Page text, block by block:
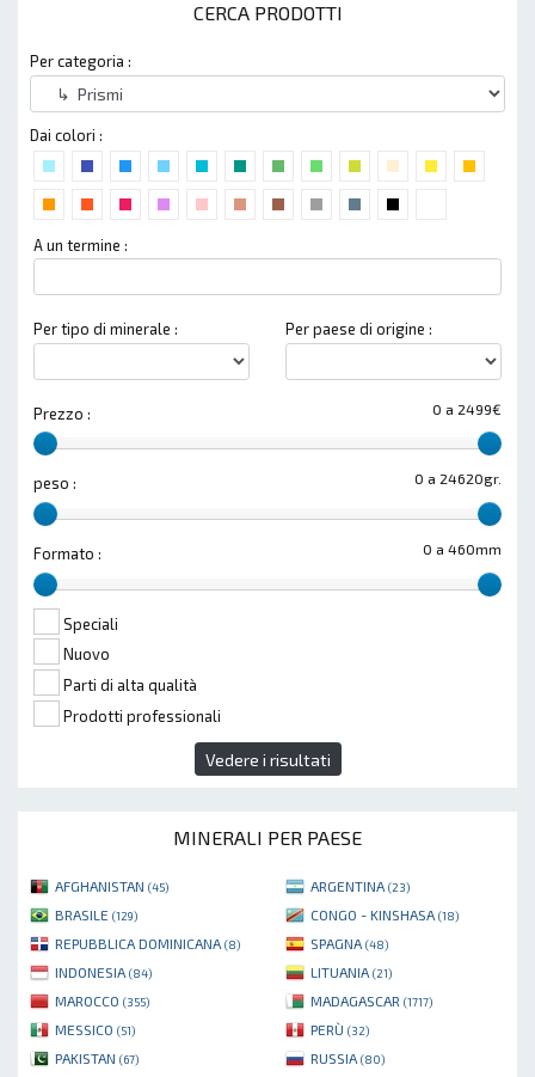
CERCA PRODOTTI
Per categoria :
Dai colori :
A un termine :
Per tipo di minerale : Per paese di origine :
0 a 2499€
Prezzo :
0 a 24620gr.
peso :
0 a 460mm
Formato :
Speciali
Nuovo
Parti di alta qualità
Prodotti professionali
Vedere i risultati
MINERALI PER PAESE
AFGHANISTAN (45) ARGENTINA (23)
BRASILE (129) CONGO - KINSHASA (18)
REPUBBLICA DOMINICANA (8) SPAGNA (48)
INDONESIA (84) LITUANIA (21)
MAROCCO (355) MADAGASCAR (1717)
MESSICO (51) PERÙ (32)
PAKISTAN (67) RUSSIA (80)